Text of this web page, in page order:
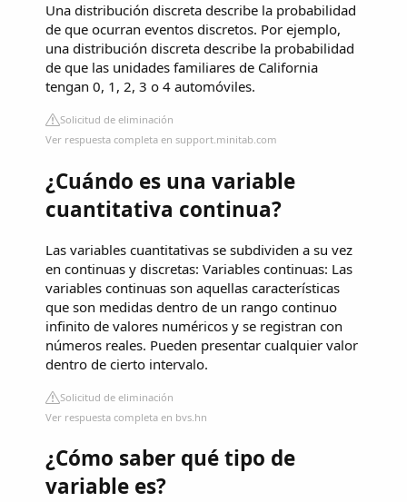
Una distribución discreta describe la probabilidad
de que ocurran eventos discretos. Por ejemplo,
una distribución discreta describe la probabilidad
de que las unidades familiares de California
tengan 0, 1, 2, 3 o 4 automóviles.
Solicitud de eliminación
Ver respuesta completa en support.minitab.com
¿Cuándo es una variable
cuantitativa continua?
Las variables cuantitativas se subdividen a su vez
en continuas y discretas: Variables continuas: Las
variables continuas son aquellas características
que son medidas dentro de un rango continuo
infinito de valores numéricos y se registran con
números reales. Pueden presentar cualquier valor
dentro de cierto intervalo.
Solicitud de eliminación
Ver respuesta completa en bvs.hn
¿Cómo saber qué tipo de
variable es?